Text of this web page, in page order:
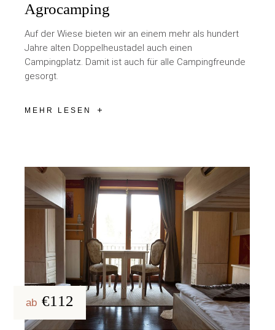
Agrocamping
Auf der Wiese bieten wir an einem mehr als hundert
Jahre alten Doppelheustadel auch einen
Campingplatz. Damit ist auch für alle Campingfreunde
gesorgt.
MEHR LESEN
ab €112